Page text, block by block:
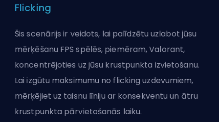
Flicking
Šis scenārijs ir veidots, lai palīdzētu uzlabot jūsu
mērķēšanu FPS spēlēs, piemēram, Valorant,
koncentrējoties uz jūsu krustpunkta izvietošanu.
Lai izgūtu maksimumu no flicking uzdevumiem,
mērķējiet uz taisnu līniju ar konsekventu un ātru
krustpunkta pārvietošanās laiku.